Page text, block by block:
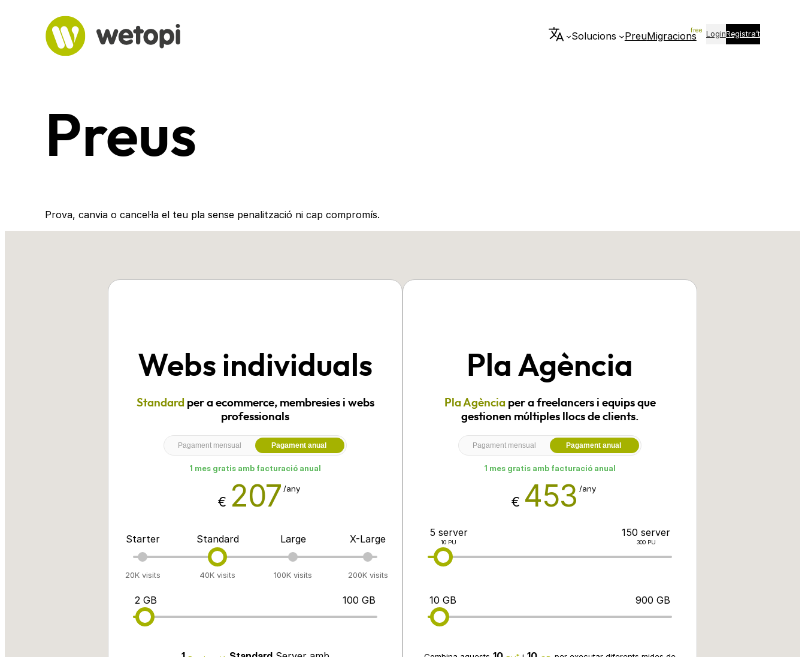
contingut
Solucions PreuMigracions LoginRegistra’t
Preus
Prova, canvia o cancel·la el teu pla sense penalització ni cap compromís.
Webs individuals
Standard per a ecommerce, membresies i webs
professionals
Pagament mensual Pagament anual
1 mes gratis amb facturació anual
€ 207 /any
Starter
20K visits
Standard
40K visits
Large
100K visits
X-Large
200K visits
100 GB
2 GB
Pla Agència
Pla Agència per a freelancers i equips que
gestionen múltiples llocs de clients.
Pagament mensual Pagament anual
1 mes gratis amb facturació anual
€ 453 /any
150 server
300 PU
5 server
10 PU
900 GB
10 GB